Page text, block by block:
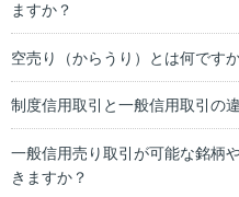
ますか？
空売り（からうり）とは何です
制度信用取引と一般信用取引の
一般信用売り取引が可能な銘柄
きますか？